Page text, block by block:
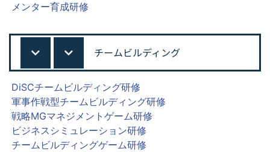
メンター育成研修
チームビルディング
DiSCチームビルディング研修
軍事作戦型チームビルディング研修
戦略MGマネジメントゲーム研修
ビジネスシミュレーション研修
チームビルディングゲーム研修